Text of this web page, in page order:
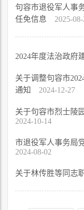
句容市退役军人事
任免信息
2025-08-
2024年度法治政府
关于调整句容市
通知
2024-12-27
关于句容市烈士陵
2024-10-14
市退役军人事务局
2024-08-02
关于林传胜等同志